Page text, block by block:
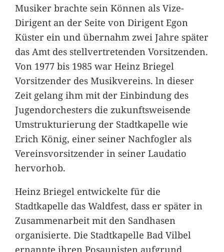
Musiker brachte sein Können als Vize-
Dirigent an der Seite von Dirigent Egon
Küster ein und übernahm zwei Jahre später
das Amt des stellvertretenden Vorsitzenden.
Von 1977 bis 1985 war Heinz Briegel
Vorsitzender des Musikvereins. ln dieser
Zeit gelang ihm mit der Einbindung des
Jugendorchesters die zukunftsweisende
Umstrukturierung der Stadtkapelle wie
Erich König, einer seiner Nachfogler als
Vereinsvorsitzender in seiner Laudatio
hervorhob.
Heinz Briegel entwickelte für die
Stadtkapelle das Waldfest, dass er später in
Zusammenarbeit mit den Sandhasen
organisierte. Die Stadtkapelle Bad Vilbel
ernannte ihren Posaunisten aufgrund